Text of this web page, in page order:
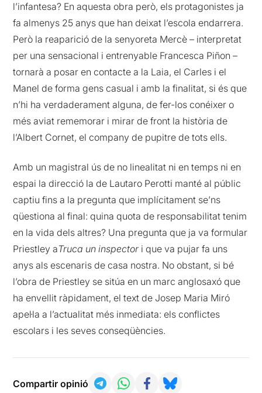
l’infantesa? En aquesta obra però, els protagonistes ja
fa almenys 25 anys que han deixat l’escola endarrera.
Però la reaparició de la senyoreta Mercè – interpretat
per una sensacional i entrenyable Francesca Piñon –
tornarà a posar en contacte a la Laia, el Carles i el
Manel de forma gens casual i amb la finalitat, si és que
n’hi ha verdaderament alguna, de fer-los conéixer o
més aviat rememorar i mirar de front la història de
l’Albert Cornet, el company de pupitre de tots ells.
Amb un magistral ús de no linealitat ni en temps ni en
espai la direcció la de Lautaro Perotti manté al públic
captiu fins a la pregunta que implícitament se’ns
qüestiona al final: quina quota de responsabilitat tenim
en la vida dels altres? Una pregunta que ja va formular
Priestley aTruca un inspector i que va pujar fa uns
anys als escenaris de casa nostra. No obstant, si bé
l’obra de Priestley se sitúa en un marc anglosaxó que
ha envellit ràpidament, el text de Josep Maria Miró
apel·la a l’actualitat més inmediata: els conflictes
escolars i les seves conseqüències.
Compartir opinió